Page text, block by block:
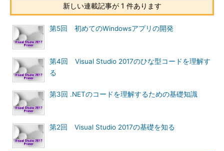
新しい連載記事が 1 件あります
第5回 初めてのWindowsアプリの開発
第4回 Visual Studio 2017のひな型コードを理解す
る
第3回 .NETのコードを理解するための基礎知識
第2回 Visual Studio 2017の基礎を知る